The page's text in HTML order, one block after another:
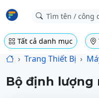
Tất cả danh mục
Trang Thiết Bị
Bộ định lượng